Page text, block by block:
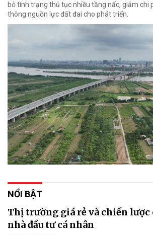
bỏ tình trạng thủ tục nhiều tầng nấc, giảm chi
thông nguồn lực đất đai cho phát triển.
NỔI BẬT
Thị trường giá rẻ và chiến lược
nhà đầu tư cá nhân